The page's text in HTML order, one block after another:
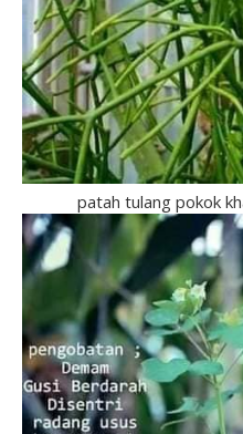
patah tulang pokok